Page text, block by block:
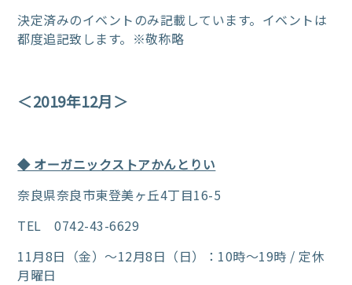
決定済みのイベントのみ記載しています。 イベントは
都度追記致します。 ※敬称略
＜2019年12月＞
◆ オーガニックストアかんとりい
奈良県奈良市東登美ヶ丘4丁目16-5
TEL 0742-43-6629
11月8日（金）～12月8日（日）：10時～19時 / 定休
月曜日